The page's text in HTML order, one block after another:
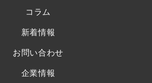
コラム
新着情報
お問い合わせ
企業情報